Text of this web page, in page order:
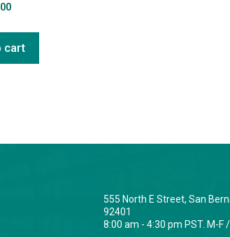
cart
555 North E Street, San
92401
8:00 am - 4:30 pm PST. M-F